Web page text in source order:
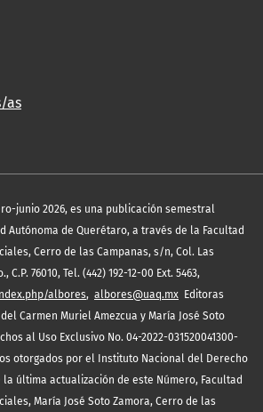
as
junio 2026, es una publicación semestral
Autónoma de Querétaro, a través de la Facultad
Cerro de las Campanas, s/n, Col. Las
76010, Tel. (442) 192-12-00 Ext. 5463,
albores, albores@uaq.mx Editoras
Carmen Muriel Amezcua y María José Soto
al Uso Exclusivo No. 04-2022-031520041300-
otorgados por el Instituto Nacional del Derecho
la última actualización de este Número, Facultad
María José Soto Zamora, Cerro de las